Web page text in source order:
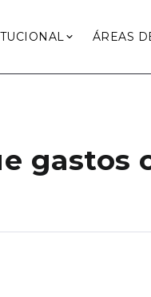
ÁREAS
gastos